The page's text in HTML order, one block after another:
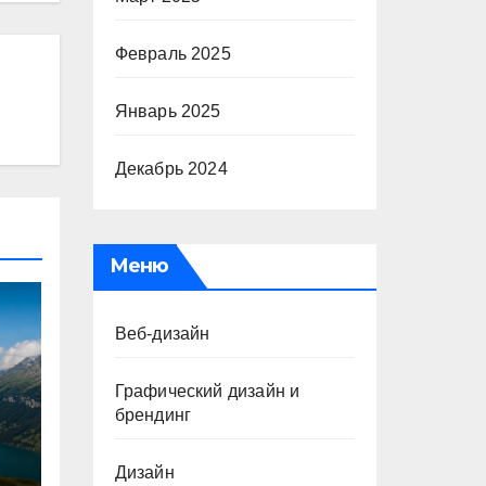
Февраль 2025
Январь 2025
Декабрь 2024
Меню
Веб-дизайн
Графический дизайн и
брендинг
Дизайн